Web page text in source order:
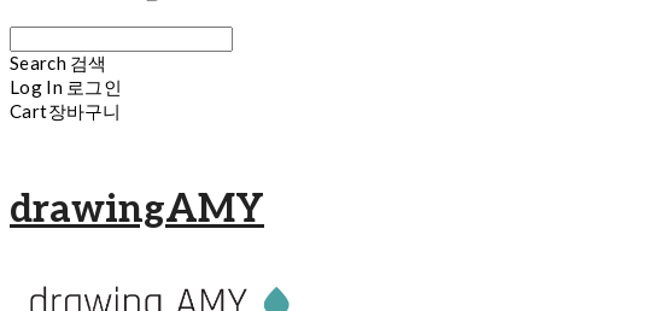
Search 검색
Log In 로그인
Cart장바구니
drawingAMY